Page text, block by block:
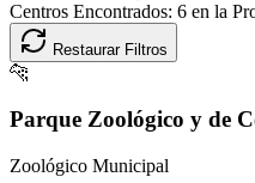
Centros Encontrados: 6 en la
Restaurar Filtros
🐆
Parque Zoológico y de
Zoológico Municipal